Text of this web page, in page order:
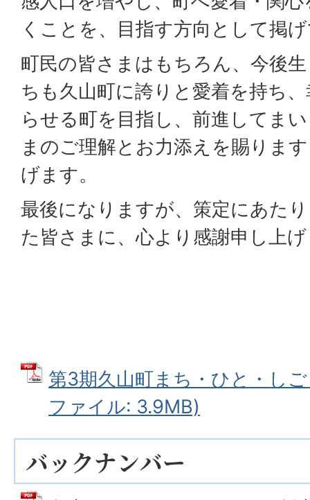
くことを、目指す方向として掲
町民の皆さまはもちろん、今後
ちも久山町に誇りと愛着を持ち
らせる町を目指し、前進してま
まのご理解とお力添えを賜りま
げます。
最後になりますが、策定にあた
た皆さまに、心より感謝申し上
第3期久山町まち・ひと・し
ファイル: 3.9MB)
バックナンバー